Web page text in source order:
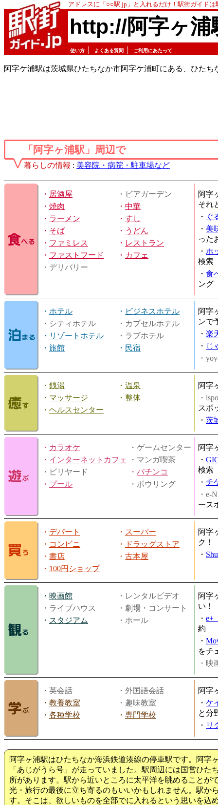
アドレスに「○○駅.jp」と入れるだけ！駅街ガイド
http://阿字ヶ浦
使い方 よくある質問 ご利用にあたって
阿字ケ浦駅は茨城県ひたちなか市阿字ケ浦町にある、ひたち
「阿字ヶ浦駅」周辺で
暮らしの情報 : 美容院・病院・駐車場など
・ 居酒屋
・ビアガーデン
・ 焼肉 ・ 中華
・ ラーメン ・ すし
・ そば ・ うどん
・ ファミレス ・ レストラン
・ ファストフード ・ カフェ
・デリバリー
阿字
それ
・ ぐ
・ 美
った
・ ホ
検索
・ 食
ング
・ ホテル ・ ビジネスホテル
・シティホテル
・カプセルホテル
・ リゾートホテル
・ラブホテル
・ 旅館 ・ 民宿
阿字
ンで
・ 楽
・ じ
・
・ 銭湯 ・ 温泉
・ マッサージ ・ 整体
・ ヘルスセンター
阿字
・
スポ
・ 茨
・ カラオケ
・ゲームセンター
・ インターネットカフェ
・マンガ喫茶
・ビリヤード
・ パチンコ
・ プール ・ボウリング
阿字
・
検索
・ チ
・e-
ース
・ デパート ・ スーパー
・ コンビニ ・
ドラッグストア
・ 書店 ・ 古本屋
・ 100円ショップ
阿字
ク！
・
・ 映画館
・レンタルビデオ
・ライブハウス
・劇場・コンサート
・ スタジアム ・ホール
阿字
い！
・ e+
約
・
をチ
・映
・英会話
・外国語会話
・ 教養教室
・趣味教室
・ 各種学校 ・ 専門学校
阿字
・ ケ
と分
・ リ
阿字ヶ浦駅はひたちなか海浜鉄道湊線の停車駅です。阿字
「あじがうら号」が走っていました。駅周辺には国営ひた
所があります。駅から近いところに太平洋を眺めることが
光・旅行の最後に立ち寄るのもいいかもしれません。駅か
す。そこは、欲しいものを全部でに入れるという思いを込